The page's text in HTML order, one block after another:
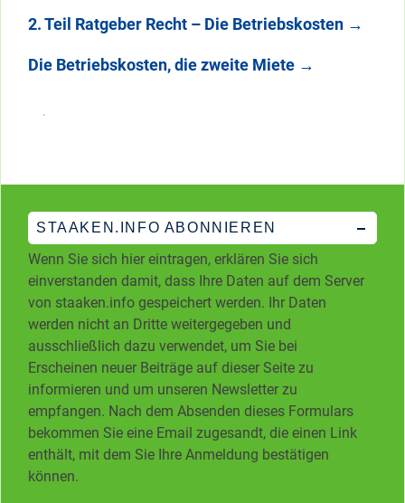
2. Teil Ratgeber Recht – Die Betriebskosten →
Die Betriebskosten, die zweite Miete →
STAAKEN.INFO ABONNIEREN
Wenn Sie sich hier eintragen, erklären Sie sich
einverstanden damit, dass Ihre Daten auf dem Server
von staaken.info gespeichert werden. Ihr Daten
werden nicht an Dritte weitergegeben und
ausschließlich dazu verwendet, um Sie bei
Erscheinen neuer Beiträge auf dieser Seite zu
informieren und um unseren Newsletter zu
empfangen. Nach dem Absenden dieses Formulars
bekommen Sie eine Email zugesandt, die einen Link
enthält, mit dem Sie Ihre Anmeldung bestätigen
können.